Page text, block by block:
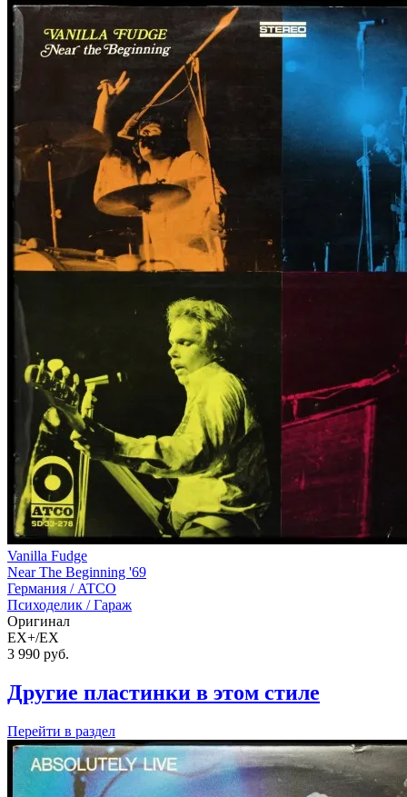
Vanilla Fudge
Near The Beginning '69
Германия / ATCO
Психоделик / Гараж
Оригинал
EX+/EX
3 990 руб.
Другие пластинки в этом стиле
Перейти в раздел